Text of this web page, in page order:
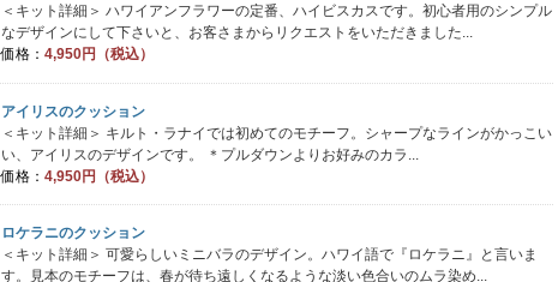
＜キット詳細＞ ハワイアンフラワーの定番、ハイビスカスです。初心者用のシンプル
なデザインにして下さいと、お客さまからリクエストをいただきました...
価格： 4,950円（税込）
アイリスのクッション
＜キット詳細＞ キルト・ラナイでは初めてのモチーフ。シャープなラインがかっこい
い、アイリスのデザインです。 ＊プルダウンよりお好みのカラ...
価格： 4,950円（税込）
ロケラニのクッション
＜キット詳細＞ 可愛らしいミニバラのデザイン。ハワイ語で『ロケラニ』と言いま
す。見本のモチーフは、春が待ち遠しくなるような淡い色合いのムラ染め...